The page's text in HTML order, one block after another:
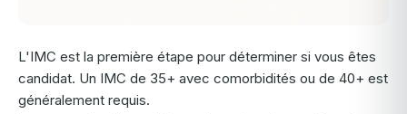
L'IMC est la première étape pour déterminer si vous êtes
candidat. Un IMC de 35+ avec comorbidités ou de 40+ est
généralement requis.